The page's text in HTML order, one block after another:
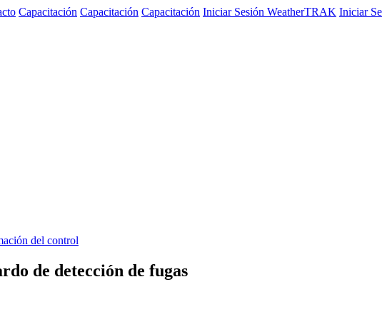
Capacitación Capacitación Capacitación Iniciar Sesión WeatherTRAK Iniciar
del control
de detección de fugas